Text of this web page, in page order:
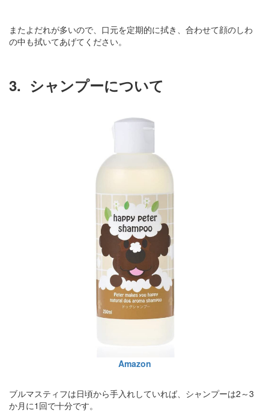
またよだれが多いので、口元を定期的に拭き、合わせて顔のしわ
の中も拭いてあげてください。
3. シャンプーについて
Amazon
ブルマスティフは日頃から手入れしていれば、シャンプーは2～3
か月に1回で十分です。